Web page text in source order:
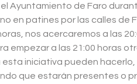
Ayuntamiento de Faro
en patines por las calles de
nos acercaremos a las
empezar a las 21:00 horas
iniciativa pueden
que estarán presentes o